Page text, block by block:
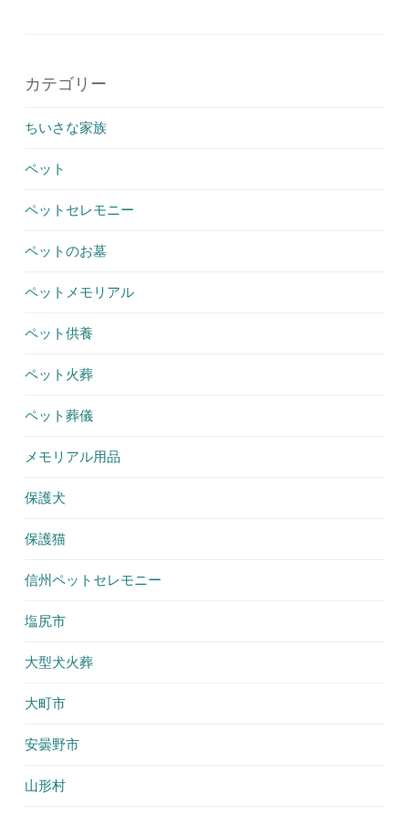
カテゴリー
ちいさな家族
ペット
ペットセレモニー
ペットのお墓
ペットメモリアル
ペット供養
ペット火葬
ペット葬儀
メモリアル用品
保護犬
保護猫
信州ペットセレモニー
塩尻市
大型犬火葬
大町市
安曇野市
山形村